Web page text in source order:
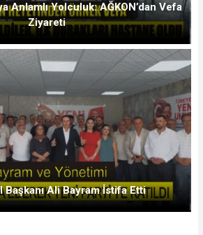
Anlamlı Yolculuk: AĞKON’dan Vefa
Ziyareti
Başkanı Ali Bayram İstifa Etti